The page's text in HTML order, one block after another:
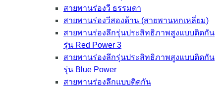
สายพานร่องวี ธรรมดา
สายพานร่องวีสองด้าน (สายพานหกเหลี่ยม)
สายพานร่องลึกรุ่นประสิทธิภาพสูงแบบติดกัน
รุ่น Red Power 3
สายพานร่องลึกรุ่นประสิทธิภาพสูงแบบติดกัน
รุ่น Blue Power
สายพานร่องลึกแบบติดกัน